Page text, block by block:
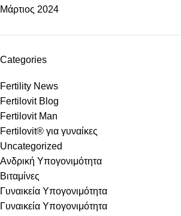
Μάρτιος 2024
Categories
Fertility News
Fertilovit Blog
Fertilovit Man
Fertilovit® για γυναίκες
Uncategorized
Ανδρική Υπογονιμότητα
Βιταμίνες
Γυναικεία Υπογονιμότητα
Γυναικεία Υπογονιμότητα